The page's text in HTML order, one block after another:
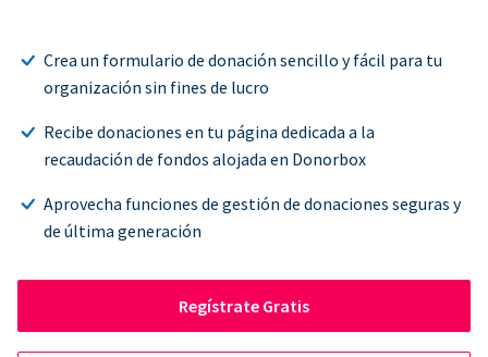
Crea un formulario de donación sencillo y fácil para tu
organización sin fines de lucro
Recibe donaciones en tu página dedicada a la
recaudación de fondos alojada en Donorbox
Aprovecha funciones de gestión de donaciones seguras y
de última generación
Regístrate Gratis